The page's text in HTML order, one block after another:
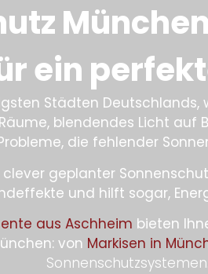
ein
Städten
blendendes Licht auf
die fehlender
clever geplanter
und hilft sogar,
aus Aschheim bieten
von Markisen in
Sonnenschutzsystemen.